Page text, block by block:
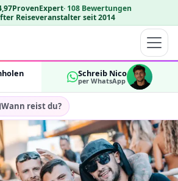
ProvenExpert· 108 Bewertungen
Reiseveranstalter seit 2014
Schreib Nico
per WhatsApp
Wann reist du?
wählen…
2 OK